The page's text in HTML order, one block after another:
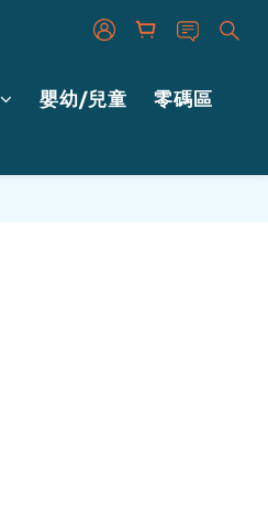
嬰幼/兒童 零碼區